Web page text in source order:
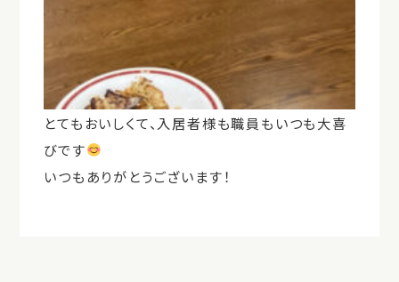
とてもおいしくて、入居者様も職員もいつも大喜
びです
いつもありがとうございます！